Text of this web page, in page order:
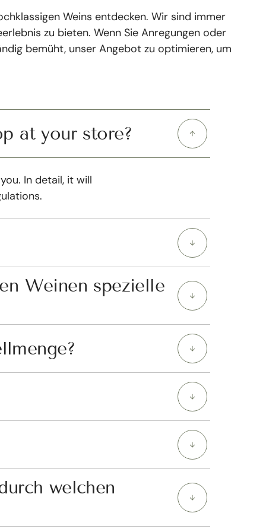
Weins entdecken. Wir sind immer
zu bieten. Wenn Sie Anregungen oder
bemüht, unser Angebot zu optimieren, um
at your store?
In detail, it will
Weinen spezielle
welchen